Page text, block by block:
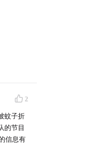
2
蚊子折
的节目
信息有